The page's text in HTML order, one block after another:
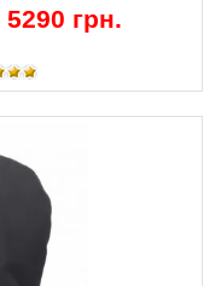
5290 грн.